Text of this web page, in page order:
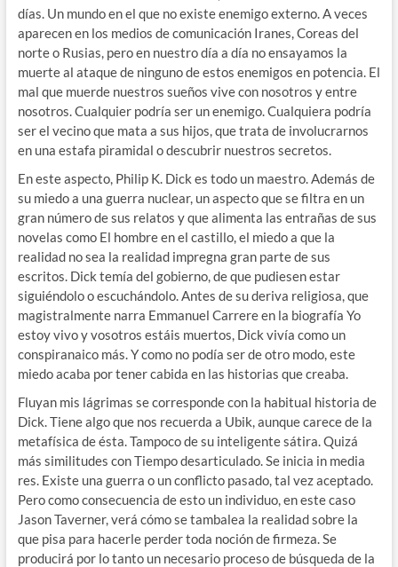
días. Un mundo en el que no existe enemigo externo. A veces
aparecen en los medios de comunicación Iranes, Coreas del
norte o Rusias, pero en nuestro día a día no ensayamos la
muerte al ataque de ninguno de estos enemigos en potencia. El
mal que muerde nuestros sueños vive con nosotros y entre
nosotros. Cualquier podría ser un enemigo. Cualquiera podría
ser el vecino que mata a sus hijos, que trata de involucrarnos
en una estafa piramidal o descubrir nuestros secretos.
En este aspecto, Philip K. Dick es todo un maestro. Además de
su miedo a una guerra nuclear, un aspecto que se filtra en un
gran número de sus relatos y que alimenta las entrañas de sus
novelas como El hombre en el castillo, el miedo a que la
realidad no sea la realidad impregna gran parte de sus
escritos. Dick temía del gobierno, de que pudiesen estar
siguiéndolo o escuchándolo. Antes de su deriva religiosa, que
magistralmente narra Emmanuel Carrere en la biografía Yo
estoy vivo y vosotros estáis muertos, Dick vivía como un
conspiranaico más. Y como no podía ser de otro modo, este
miedo acaba por tener cabida en las historias que creaba.
Fluyan mis lágrimas se corresponde con la habitual historia de
Dick. Tiene algo que nos recuerda a Ubik, aunque carece de la
metafísica de ésta. Tampoco de su inteligente sátira. Quizá
más similitudes con Tiempo desarticulado. Se inicia in media
res. Existe una guerra o un conflicto pasado, tal vez aceptado.
Pero como consecuencia de esto un individuo, en este caso
Jason Taverner, verá cómo se tambalea la realidad sobre la
que pisa para hacerle perder toda noción de firmeza. Se
producirá por lo tanto un necesario proceso de búsqueda de la